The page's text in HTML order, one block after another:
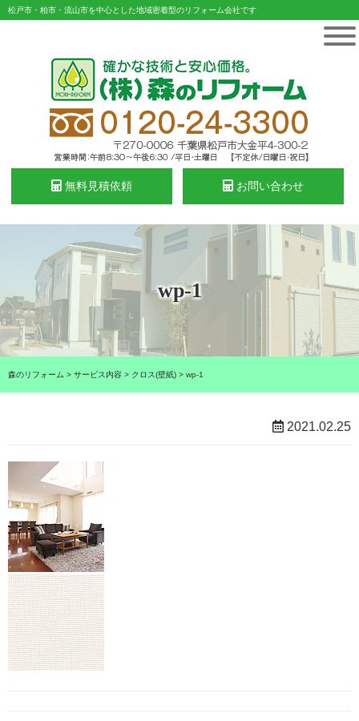
松戸市・柏市・流山市を中心とした地域密着型のリフォーム会社です
無料見積依頼 お問い合わせ
wp-1
森のリフォーム > サービス内容 > クロス(壁紙) > wp-1
2021.02.25